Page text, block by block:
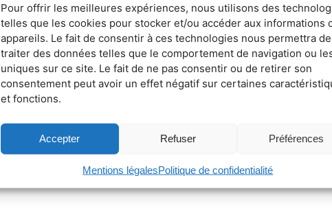
Pour offrir les meilleures expériences, nous utilisons des
telles que les cookies pour stocker et/ou accéder aux informations
appareils. Le fait de consentir à ces technologies nous permettra de
traiter des données telles que le comportement de navigation ou
uniques sur ce site. Le fait de ne pas consentir ou de retirer son
consentement peut avoir un effet négatif sur certaines
et fonctions.
Accepter Refuser Préférences
Mentions légalesPolitique de confidentialité